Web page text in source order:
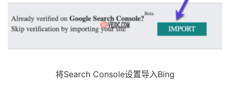
将Search Console设置导入Bing